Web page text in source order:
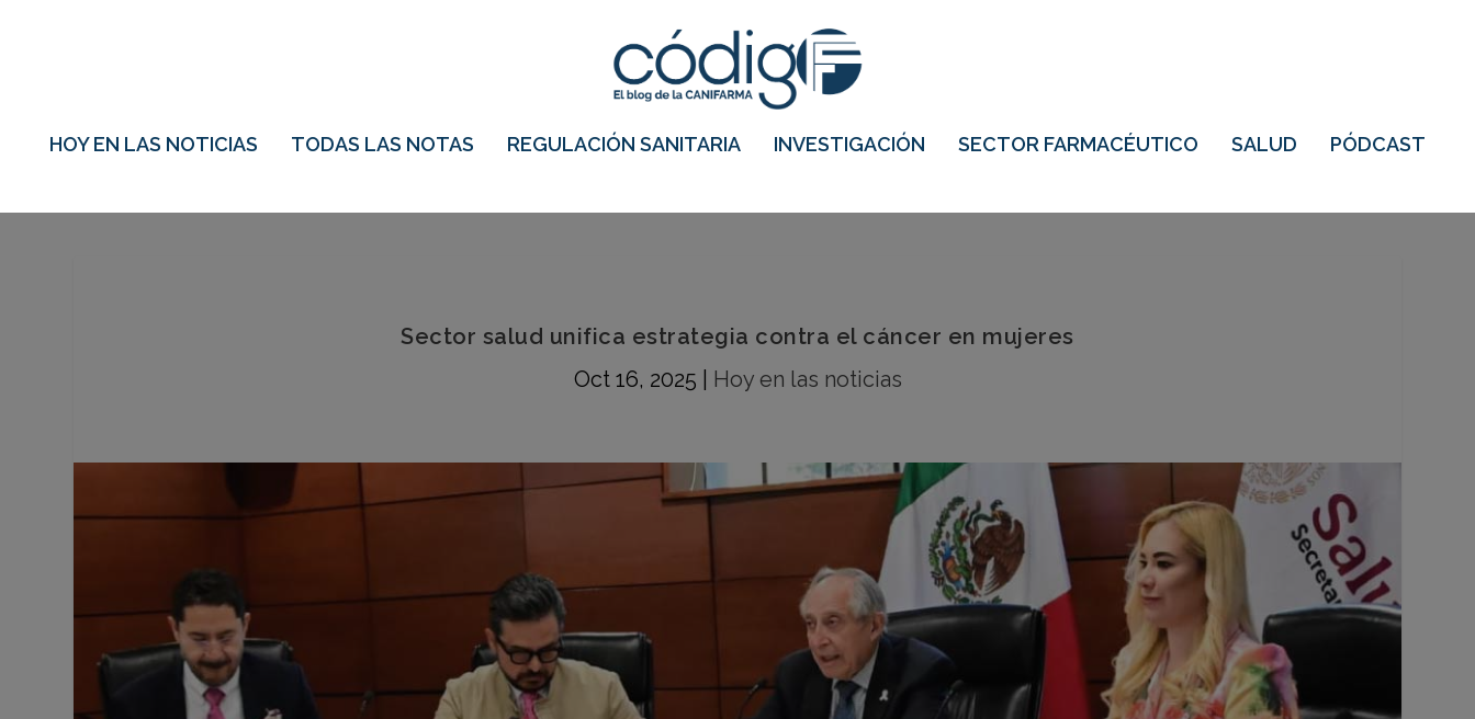
HOY EN LAS NOTICIAS TODAS LAS NOTAS REGULACIÓN SANITARIA INVESTIGACIÓN SECTOR FARMACÉUTICO SALUD PÓDCAST
Sector salud unifica estrategia contra el cáncer en mujeres
Oct 16, 2025
Hoy en las noticias